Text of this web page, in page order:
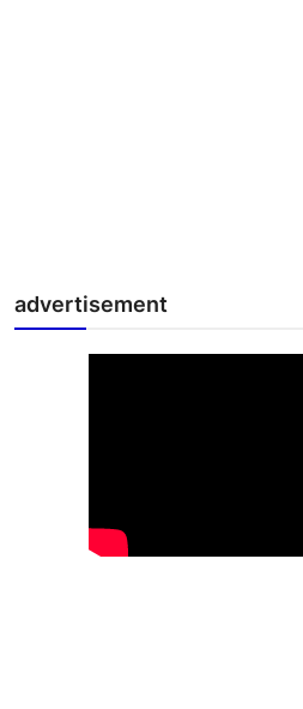
advertisement